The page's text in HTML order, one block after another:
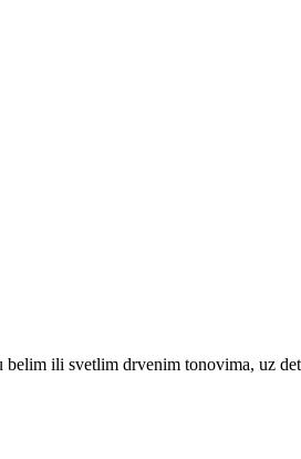
ili svetlim drvenim tonovima, uz